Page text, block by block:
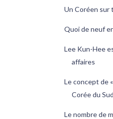
Un Coréen sur
Quoi de neuf
Lee Kun-Hee
affaires
Le concept de
Corée du Sud
Le nombre de